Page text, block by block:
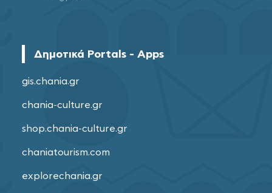
Δημοτικά Portals - Apps
gis.chania.gr
chania-culture.gr
shop.chania-culture.gr
chaniatourism.com
explorechania.gr